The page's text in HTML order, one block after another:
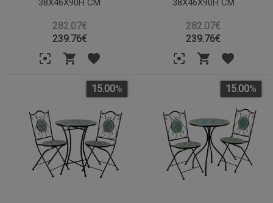
38X46X90H CM
282.07€
239.76€
38X46X90H CM
282.07€
239.76€
15.00% 15.00%